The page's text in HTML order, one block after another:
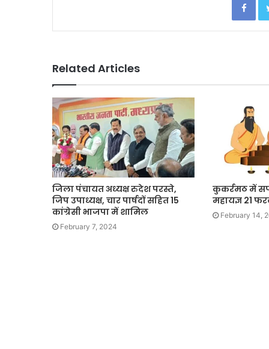
Related Articles
जिला पंचायत अध्यक्ष रुदेश परस्ते,
जिप उपाध्यक्ष, चार पार्षदों सहित 15
कांग्रेसी भाजपा में शामिल
February 7, 2024
कुकर्रमठ में
महायज्ञ 21
February 14,